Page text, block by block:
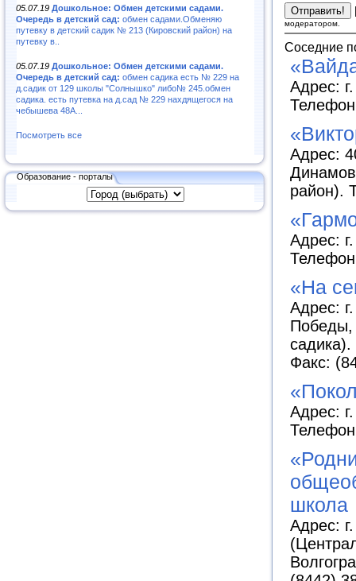
05.07.19 Дошкольное: Обмен детскими садами.
Очередь в детский сад: обмен садами.Обменяю
путевку в детский садик № 213 (Кировский район) на
путевку в..
05.07.19 Дошкольное: Обмен детскими садами.
Очередь в детский сад: обмен садика есть № 229 на
д.садик от 129 школы "Солнышко" либо№ 245.обмен
садика. есть путевка на д.сад № 229 нахдящегося на
чебышева 48А...
Посмотреть все
Образование - порталы
модератором.
Соседние
Адрес:
Адрес:
район).
Адрес:
«На
Адрес:
Победы,
Факс:
Адрес:
школа
Адрес: